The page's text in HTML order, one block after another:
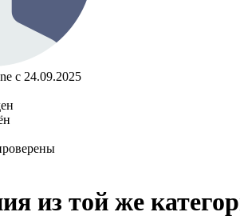
с 24.09.2025
из той же